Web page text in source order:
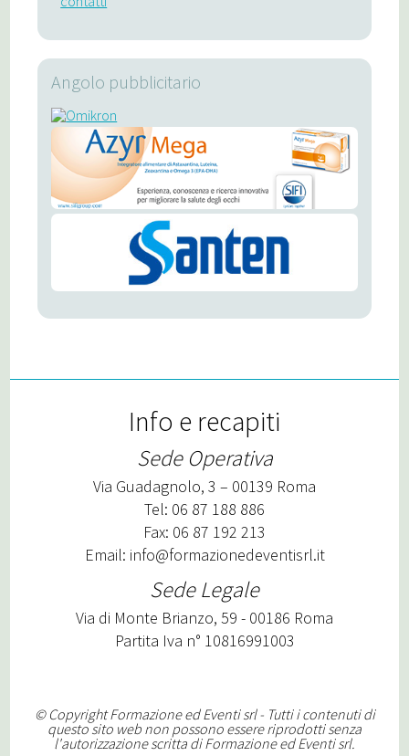
Angolo pubblicitario
Info e recapiti
Sede Operativa
Via Guadagnolo, 3 – 00139 Roma
Tel: 06 87 188 886
Fax: 06 87 192 213
Email: info@formazionedeventisrl.it
Sede Legale
Via di Monte Brianzo, 59 - 00186 Roma
Partita Iva n° 10816991003
© Copyright Formazione ed Eventi srl - Tutti i contenuti di
questo sito web non possono essere riprodotti senza
l'autorizzazione scritta di Formazione ed Eventi srl.